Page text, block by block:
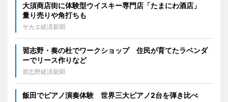
大須商店街に体験型ウイスキー専門店「たまにわ酒店」
量り売りや角打ちも
サカエ経済新聞
習志野・奏の杜でワークショップ 住民が育てたラベンダ
ーでリース作りなど
習志野経済新聞
飯田でピアノ演奏体験 世界三大ピアノ2台を弾き比べ